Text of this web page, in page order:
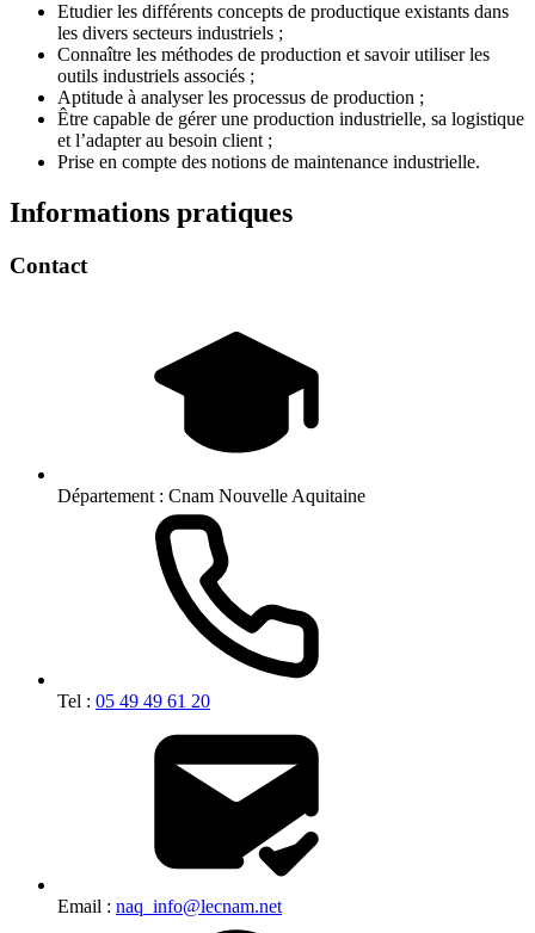
Etudier les différents concepts de productique existants dans
les divers secteurs industriels ;
Connaître les méthodes de production et savoir utiliser les
outils industriels associés ;
Aptitude à analyser les processus de production ;
Être capable de gérer une production industrielle, sa logistique
et l’adapter au besoin client ;
Prise en compte des notions de maintenance industrielle.
Informations pratiques
Contact
Département : Cnam Nouvelle Aquitaine
Tel : 05 49 49 61 20
Email : naq_info@lecnam.net